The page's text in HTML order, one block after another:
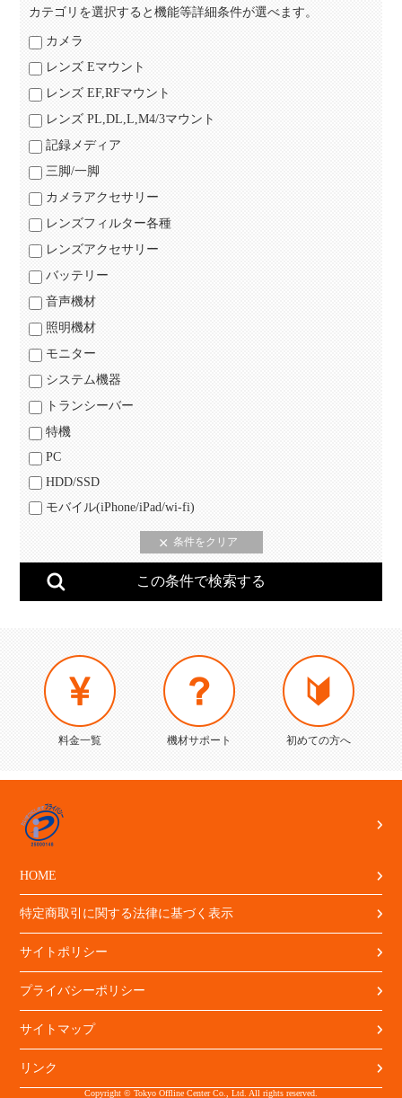
カテゴリを選択すると機能等詳細条件が選べます。
カメラ
レンズ Eマウント
レンズ EF,RFマウント
レンズ PL,DL,L,M4/3マウント
記録メディア
三脚/一脚
カメラアクセサリー
レンズフィルター各種
レンズアクセサリー
バッテリー
音声機材
照明機材
モニター
システム機器
トランシーバー
特機
PC
HDD/SSD
モバイル(iPhone/iPad/wi-fi)
料金一覧 機材サポート 初めての方へ
HOME
特定商取引に関する法律に基づく表示
サイトポリシー
プライバシーポリシー
サイトマップ
リンク
Copyright © Tokyo Offline Center Co., Ltd. All rights reserved.